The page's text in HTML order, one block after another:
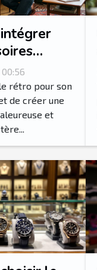
un
?
rétro pour son
de créer une
et